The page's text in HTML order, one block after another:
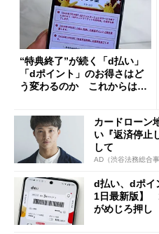
“特典終了”が続く「d払い」
「dポイント」のお得さはど
う変わるのか これからは
カードローン
い『返済停止
して
AD（渋谷法務総合事
d払い、dポイ
1日最新版】
がめじろ押し